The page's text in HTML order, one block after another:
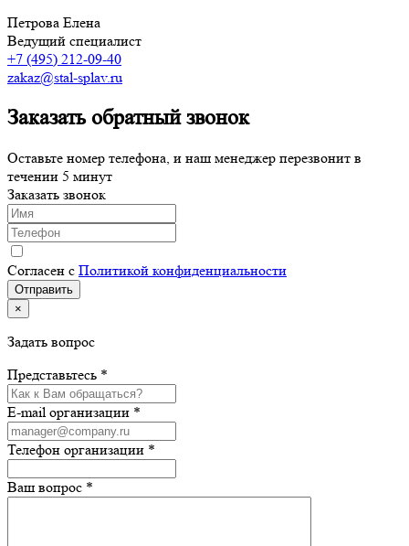
Петрова Елена
Ведущий специалист
+7 (495) 212-09-40
zakaz@stal-splav.ru
Заказать обратный звонок
Оставьте номер телефона, и наш менеджер перезвонит в
течении 5 минут
Заказать звонок
Согласен с Политикой конфиденциальности
×
Задать вопрос
Представьтесь *
E-mail организации *
Телефон организации *
Ваш вопрос *